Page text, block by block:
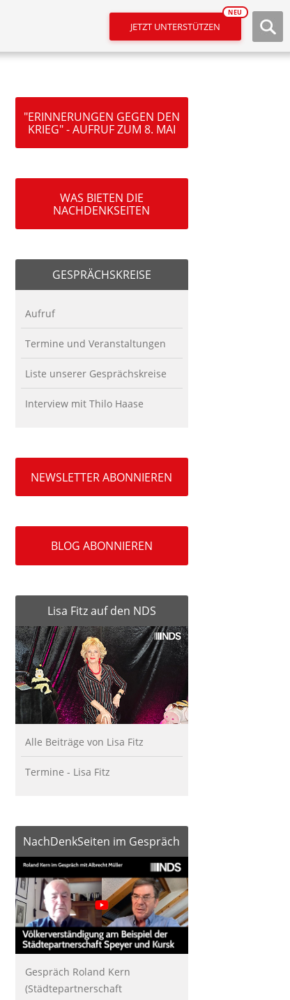
JETZT UNTERSTÜTZEN
NEU
"ERINNERUNGEN GEGEN DEN
KRIEG" - AUFRUF ZUM 8. MAI
WAS BIETEN DIE
NACHDENKSEITEN
GESPRÄCHSKREISE
Aufruf
Termine und Veranstaltungen
Liste unserer Gesprächskreise
Interview mit Thilo Haase
NEWSLETTER ABONNIEREN
BLOG ABONNIEREN
Lisa Fitz auf den NDS
Alle Beiträge von Lisa Fitz
Termine - Lisa Fitz
NachDenkSeiten im Gespräch
Gespräch Roland Kern
(Städtepartnerschaft